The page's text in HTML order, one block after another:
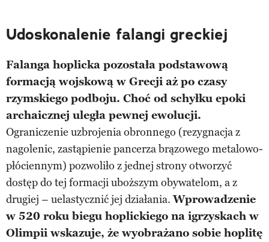
Udoskonalenie falangi greckiej
Falanga hoplicka pozostała podstawową
formacją wojskową w Grecji aż po czasy
rzymskiego podboju. Choć od schyłku epoki
archaicznej uległa pewnej ewolucji.
Ograniczenie uzbrojenia obronnego (rezygnacja z
nagolenic, zastąpienie pancerza brązowego metalowo-
płóciennym) pozwoliło z jednej strony otworzyć
dostęp do tej formacji uboższym obywatelom, a z
drugiej – uelastycznić jej działania.Wprowadzenie
w 520 roku biegu hoplickiego na igrzyskach w
Olimpii wskazuje, że wyobrażano sobie hoplitę